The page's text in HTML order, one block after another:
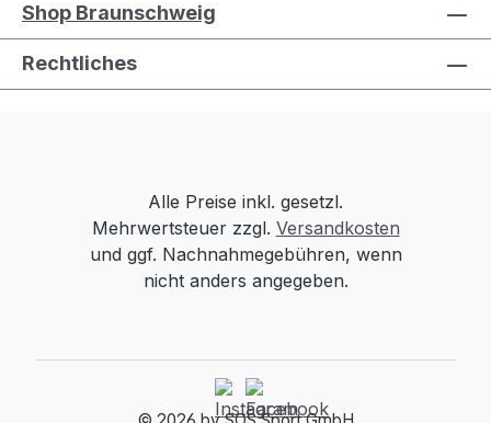
Shop Braunschweig
Rechtliches
Alle Preise inkl. gesetzl.
Mehrwertsteuer zzgl. Versandkosten
und ggf. Nachnahmegebühren, wenn
nicht anders angegeben.